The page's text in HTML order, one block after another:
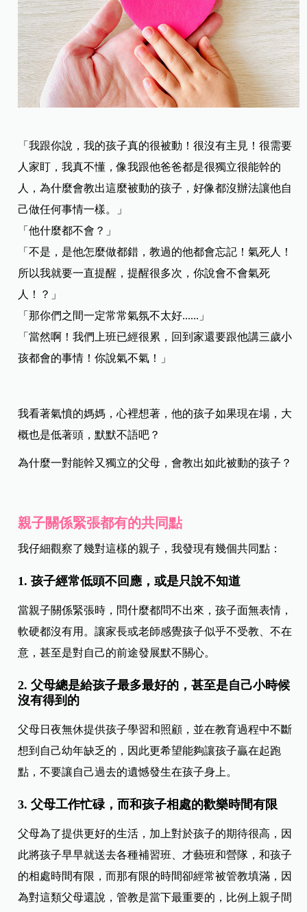
「我跟你說，我的孩子真的很被動！很沒有主見！很需要
人家盯，我真不懂，像我跟他爸爸都是很獨立很能幹的
人，為什麼會教出這麼被動的孩子，好像都沒辦法讓他自
己做任何事情一樣。」
「他什麼都不會？」
「不是，是他怎麼做都錯，教過的他都會忘記！氣死人！
所以我就要一直提醒，提醒很多次，你說會不會氣死
人！？」
「那你們之間一定常常氣氛不太好......」
「當然啊！我們上班已經很累，回到家還要跟他講三歲小
孩都會的事情！你說氣不氣！」
我看著氣憤的媽媽，心裡想著，他的孩子如果現在場，大
概也是低著頭，默默不語吧？
為什麼一對能幹又獨立的父母，會教出如此被動的孩子？
親子關係緊張都有的共同點
我仔細觀察了幾對這樣的親子，我發現有幾個共同點：
1. 孩子經常低頭不回應，或是只說不知道
當親子關係緊張時，問什麼都問不出來，孩子面無表情，
軟硬都沒有用。讓家長或老師感覺孩子似乎不受教、不在
意，甚至是對自己的前途發展默不關心。
2. 父母總是給孩子最多最好的，甚至是自己小時候
沒有得到的
父母日夜無休提供孩子學習和照顧，並在教育過程中不斷
想到自己幼年缺乏的，因此更希望能夠讓孩子贏在起跑
點，不要讓自己過去的遺憾發生在孩子身上。
3. 父母工作忙碌，而和孩子相處的歡樂時間有限
父母為了提供更好的生活，加上對於孩子的期待很高，因
此將孩子早早就送去各種補習班、才藝班和營隊，和孩子
的相處時間有限，而那有限的時間卻經常被管教填滿，因
為對這類父母還說，管教是當下最重要的，比例上親子間